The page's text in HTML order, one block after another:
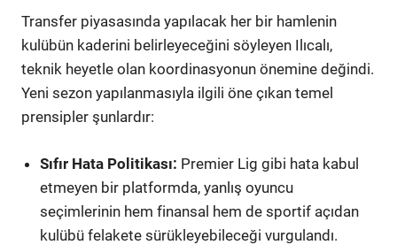
Transfer piyasasında yapılacak her bir hamlenin
kulübün kaderini belirleyeceğini söyleyen Ilıcalı,
teknik heyetle olan koordinasyonun önemine değindi.
Yeni sezon yapılanmasıyla ilgili öne çıkan temel
prensipler şunlardır:
Sıfır Hata Politikası: Premier Lig gibi hata kabul
etmeyen bir platformda, yanlış oyuncu
seçimlerinin hem finansal hem de sportif açıdan
kulübü felakete sürükleyebileceği vurgulandı.